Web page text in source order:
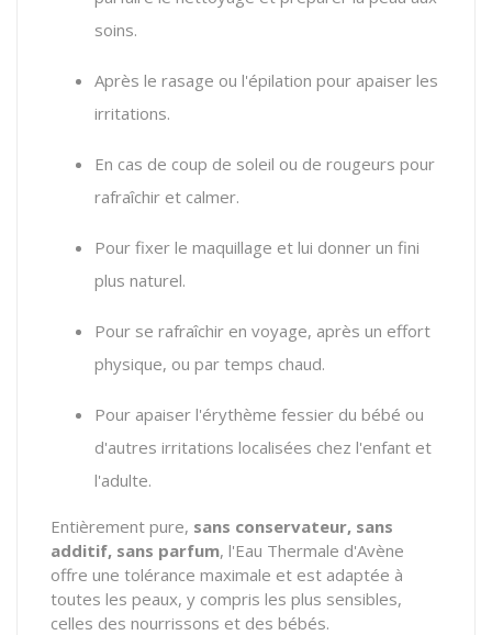
soins.
Après le rasage ou l'épilation pour apaiser les
irritations.
En cas de coup de soleil ou de rougeurs pour
rafraîchir et calmer.
Pour fixer le maquillage et lui donner un fini
plus naturel.
Pour se rafraîchir en voyage, après un effort
physique, ou par temps chaud.
Pour apaiser l'érythème fessier du bébé ou
d'autres irritations localisées chez l'enfant et
l'adulte.
Entièrement pure, sans conservateur, sans
additif, sans parfum, l'Eau Thermale d'Avène
offre une tolérance maximale et est adaptée à
toutes les peaux, y compris les plus sensibles,
celles des nourrissons et des bébés.